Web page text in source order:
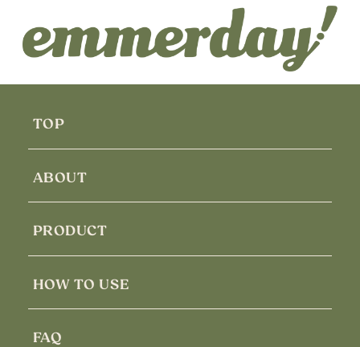
TOP
ABOUT
PRODUCT
HOW TO USE
FAQ